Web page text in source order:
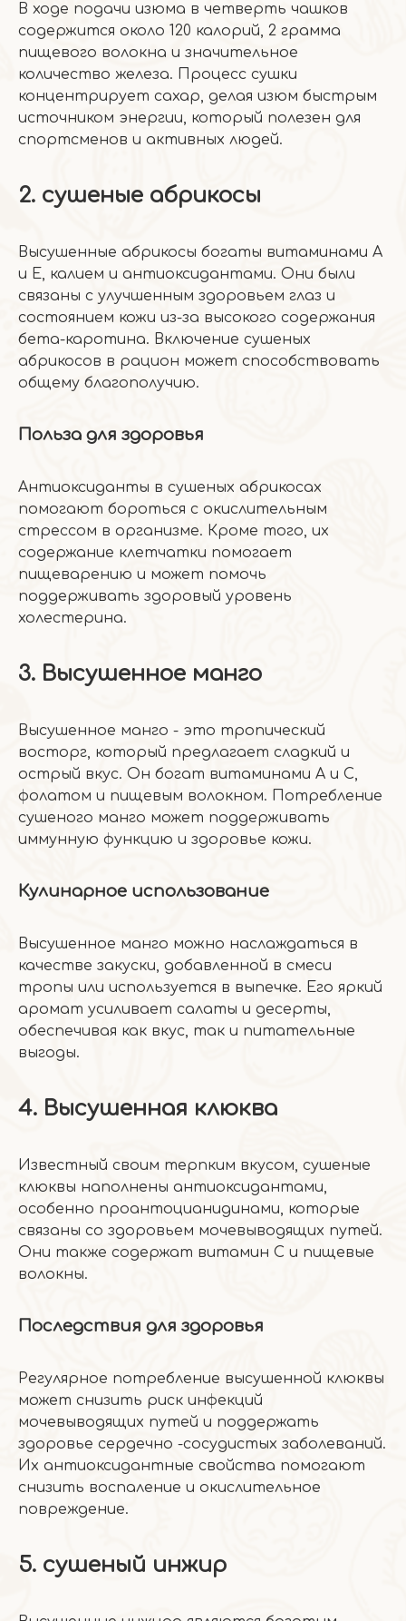
В ходе подачи изюма в четверть чашков
содержится около 120 калорий, 2 грамма
пищевого волокна и значительное
количество железа. Процесс сушки
концентрирует сахар, делая изюм быстрым
источником энергии, который полезен для
спортсменов и активных людей.
2. сушеные абрикосы
Высушенные абрикосы богаты витаминами А
и Е, калием и антиоксидантами. Они были
связаны с улучшенным здоровьем глаз и
состоянием кожи из-за высокого содержания
бета-каротина. Включение сушеных
абрикосов в рацион может способствовать
общему благополучию.
Польза для здоровья
Антиоксиданты в сушеных абрикосах
помогают бороться с окислительным
стрессом в организме. Кроме того, их
содержание клетчатки помогает
пищеварению и может помочь
поддерживать здоровый уровень
холестерина.
3. Высушенное манго
Высушенное манго - это тропический
восторг, который предлагает сладкий и
острый вкус. Он богат витаминами А и С,
фолатом и пищевым волокном. Потребление
сушеного манго может поддерживать
иммунную функцию и здоровье кожи.
Кулинарное использование
Высушенное манго можно наслаждаться в
качестве закуски, добавленной в смеси
тропы или используется в выпечке. Его яркий
аромат усиливает салаты и десерты,
обеспечивая как вкус, так и питательные
выгоды.
4. Высушенная клюква
Известный своим терпким вкусом, сушеные
клюквы наполнены антиоксидантами,
особенно проантоцианидинами, которые
связаны со здоровьем мочевыводящих путей.
Они также содержат витамин С и пищевые
волокны.
Последствия для здоровья
Регулярное потребление высушенной клюквы
может снизить риск инфекций
мочевыводящих путей и поддержать
здоровье сердечно -сосудистых заболеваний.
Их антиоксидантные свойства помогают
снизить воспаление и окислительное
повреждение.
5. сушеный инжир